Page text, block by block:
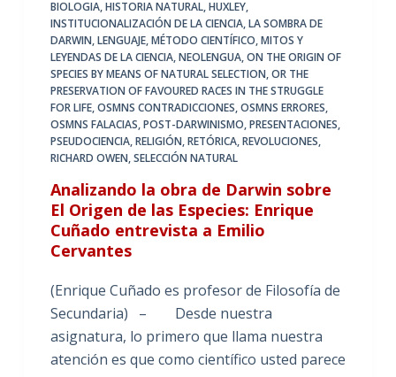
BIOLOGIA,HISTORIA NATURAL,HUXLEY,
INSTITUCIONALIZACIÓN DE LA CIENCIA,LA SOMBRA DE
DARWIN,LENGUAJE,MÉTODO CIENTÍFICO,MITOS Y
LEYENDAS DE LA CIENCIA,NEOLENGUA,ON THE ORIGIN OF
SPECIES BY MEANS OF NATURAL SELECTION,OR THE
PRESERVATION OF FAVOURED RACES IN THE STRUGGLE
FOR LIFE,OSMNS CONTRADICCIONES,OSMNS ERRORES,
OSMNS FALACIAS,POST-DARWINISMO,PRESENTACIONES,
PSEUDOCIENCIA,RELIGIÓN,RETÓRICA,REVOLUCIONES,
RICHARD OWEN,SELECCIÓN NATURAL
Analizando la obra de Darwin sobre
El Origen de las Especies: Enrique
Cuñado entrevista a Emilio
Cervantes
(Enrique Cuñado es profesor de Filosofía de
Secundaria) – Desde nuestra
asignatura, lo primero que llama nuestra
atención es que como científico usted parece